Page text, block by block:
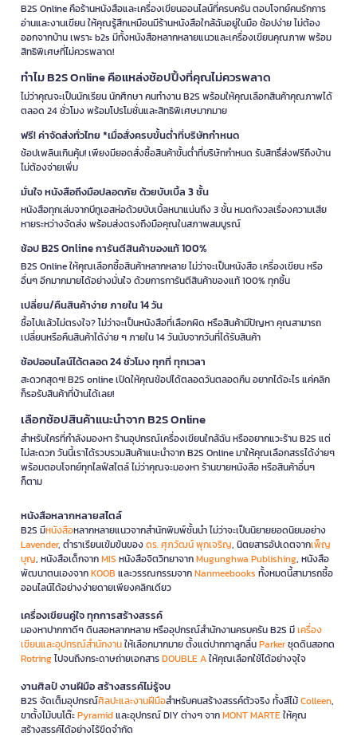
B2S Online คือร้านหนังสือและเครื่องเขียนออนไลน์ที่ครบครัน ตอบโจทย์คนรักการ
อ่านและงานเขียน ให้คุณรู้สึกเหมือนมีร้านหนังสือใกล้ฉันอยู่ในมือ ช้อปง่าย ไม่ต้อง
ออกจากบ้าน เพราะ b2s มีทั้งหนังสือหลากหลายแนวและเครื่องเขียนคุณภาพ พร้อม
สิทธิพิเศษที่ไม่ควรพลาด!
ทำไม B2S Online คือแหล่งช้อปปิ้งที่คุณไม่ควรพลาด
ไม่ว่าคุณจะเป็นนักเรียน นักศึกษา คนทำงาน B2S พร้อมให้คุณเลือกสินค้าคุณภาพได้
ตลอด 24 ชั่วโมง พร้อมโปรโมชั่นและสิทธิพิเศษมากมาย
ฟรี! ค่าจัดส่งทั่วไทย *เมื่อสั่งครบขั้นต่ำที่บริษัทกำหนด
ช้อปเพลินเกินคุ้ม! เพียงมียอดสั่งซื้อสินค้าขั้นต่ำที่บริษัทกำหนด รับสิทธิ์ส่งฟรีถึงบ้าน
ไม่ต้องจ่ายเพิ่ม
มั่นใจ หนังสือถึงมือปลอดภัย ด้วยบับเบิ้ล 3 ชั้น
หนังสือทุกเล่มจากบีทูเอสห่อด้วยบับเบิ้ลหนาแน่นถึง 3 ชั้น หมดกังวลเรื่องความเสีย
หายระหว่างจัดส่ง พร้อมส่งตรงถึงมือคุณในสภาพสมบูรณ์
ช้อป B2S Online การันตีสินค้าของแท้ 100%
B2S Online ให้คุณเลือกซื้อสินค้าหลากหลาย ไม่ว่าจะเป็นหนังสือ เครื่องเขียน หรือ
อื่นๆ อีกมากมายได้อย่างมั่นใจ ด้วยการการันตีสินค้าของแท้ 100% ทุกชิ้น
เปลี่ยน/คืนสินค้าง่าย ภายใน 14 วัน
ซื้อไปแล้วไม่ตรงใจ? ไม่ว่าจะเป็นหนังสือที่เลือกผิด หรือสินค้ามีปัญหา คุณสามารถ
เปลี่ยนหรือคืนสินค้าได้ง่าย ๆ ภายใน 14 วันนับจากวันที่ได้รับสินค้า
ช้อปออนไลน์ได้ตลอด 24 ชั่วโมง ทุกที่ ทุกเวลา
สะดวกสุดๆ! B2S online เปิดให้คุณช้อปได้ตลอดวันตลอดคืน อยากได้อะไร แค่คลิก
ก็รอรับสินค้าที่บ้านได้เลย!
เลือกช้อปสินค้าแนะนำจาก B2S Online
สำหรับใครที่กำลังมองหา ร้านอุปกรณ์เครื่องเขียนใกล้ฉัน หรืออยากแวะร้าน B2S แต่
ไม่สะดวก วันนี้เราได้รวบรวมสินค้าแนะนำจาก B2S Online มาให้คุณเลือกสรรได้ง่ายๆ
พร้อมตอบโจทย์ทุกไลฟ์สไตล์ ไม่ว่าคุณจะมองหา ร้านขายหนังสือ หรือสินค้าอื่นๆ
ก็ตาม
หนังสือหลากหลายสไตล์
B2S มีหนังสือหลากหลายแนวจากสำนักพิมพ์ชั้นนำ ไม่ว่าจะเป็นนิยายยอดนิยมอย่าง
Lavender, ตำราเรียนเข้มข้นของดร. ศุภวัฒน์ พุกเจริญ, นิตยสารอัปเดตจากเพ็ญ
บุญ, หนังสือเด็กจากMIS หนังสือจิตวิทยาจากMugunghwa Publishing, หนังสือ
พัฒนาตนเองจากKOOB และวรรณกรรมจากNanmeebooks ทั้งหมดนี้สามารถซื้อ
ออนไลน์ได้อย่างง่ายดายเพียงคลิกเดียว
เครื่องเขียนคู่ใจ ทุกการสร้างสรรค์
มองหาปากกาดีๆ ดินสอหลากหลาย หรืออุปกรณ์สำนักงานครบครัน B2S มีเครื่อง
เขียนและอุปกรณ์สำนักงานให้เลือกมากมาย ตั้งแต่ปากกาลูกลื่นParkerชุดดินสอกด
Rotringไปจนถึงกระดาษถ่ายเอกสารDOUBLE Aให้คุณเลือกใช้ได้อย่างจุใจ
งานศิลป์ งานฝีมือ สร้างสรรค์ไม่รู้จบ
B2S จัดเต็มอุปกรณ์ศิลปะและงานฝีมือสำหรับคนสร้างสรรค์ตัวจริง ทั้งสีไม้Colleen,
ขาตั้งไม้บนโต๊ะPyramidและอุปกรณ์ DIY ต่างๆ จากMONT MARTEให้คุณ
สร้างสรรค์ได้อย่างไร้ขีดจำกัด